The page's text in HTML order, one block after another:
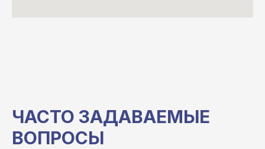
ЧАСТО ЗАДАВАЕМЫЕ
ВОПРОСЫ